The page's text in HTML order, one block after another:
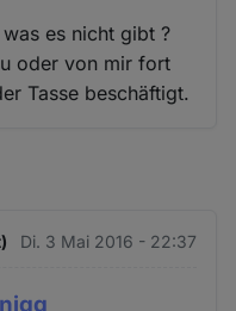
es nicht gibt ?
oder von mir fort
Tasse beschäftigt.
Di. 3 Mai 2016 - 22:37